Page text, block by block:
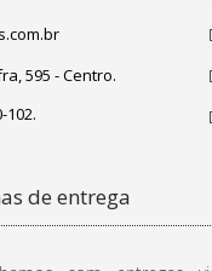
595 - Centro.
102.
de entrega